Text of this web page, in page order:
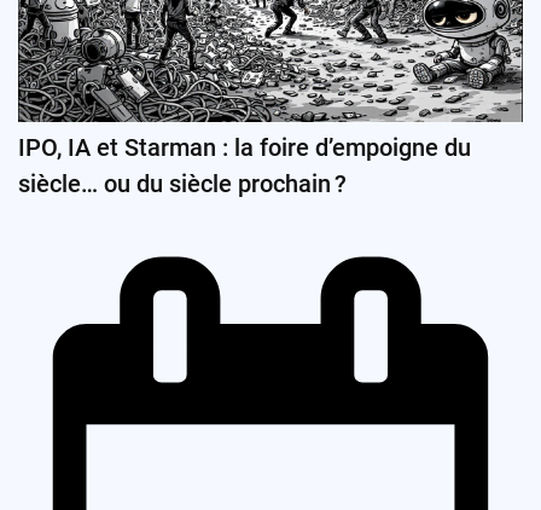
IPO, IA et Starman : la foire d’empoigne du
siècle… ou du siècle prochain ?